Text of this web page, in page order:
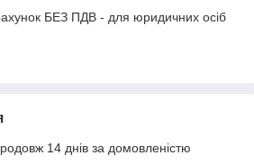
БЕЗ ПДВ - для юридичних осіб
14 днів за домовленістю